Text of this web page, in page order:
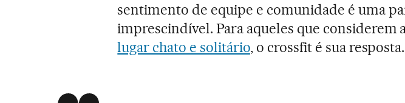
sentimento de equipe e comunidade é uma
imprescindível. Para aqueles que considerem
lugar chato e solitário, o crossfit é sua resposta.